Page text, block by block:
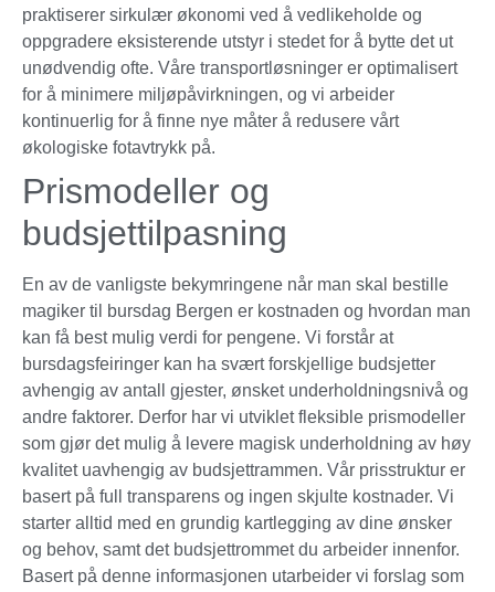
praktiserer sirkulær økonomi ved å vedlikeholde og
oppgradere eksisterende utstyr i stedet for å bytte det ut
unødvendig ofte. Våre transportløsninger er optimalisert
for å minimere miljøpåvirkningen, og vi arbeider
kontinuerlig for å finne nye måter å redusere vårt
økologiske fotavtrykk på.
Prismodeller og
budsjettilpasning
En av de vanligste bekymringene når man skal bestille
magiker til bursdag Bergen er kostnaden og hvordan man
kan få best mulig verdi for pengene. Vi forstår at
bursdagsfeiringer kan ha svært forskjellige budsjetter
avhengig av antall gjester, ønsket underholdningsnivå og
andre faktorer. Derfor har vi utviklet fleksible prismodeller
som gjør det mulig å levere magisk underholdning av høy
kvalitet uavhengig av budsjettrammen. Vår prisstruktur er
basert på full transparens og ingen skjulte kostnader. Vi
starter alltid med en grundig kartlegging av dine ønsker
og behov, samt det budsjettrommet du arbeider innenfor.
Basert på denne informasjonen utarbeider vi forslag som